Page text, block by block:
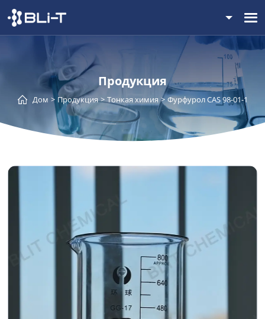
Продукция
Дом Продукция Тонкая химия Фурфурол CAS 98-01-1